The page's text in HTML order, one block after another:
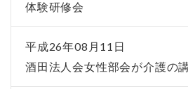
体験研修会
平成26年08月11日
酒田法人会女性部会が介護の